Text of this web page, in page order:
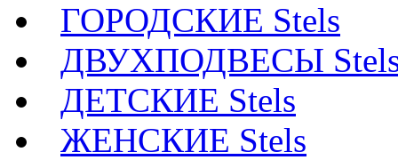
ГОРОДСКИЕ Stels
ДВУХПОДВЕСЫ
ДЕТСКИЕ Stels
ЖЕНСКИЕ Stels